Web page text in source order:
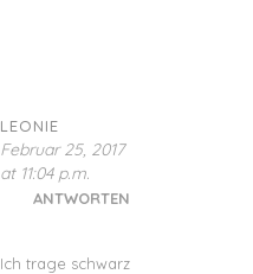
LEONIE
Februar 25, 2017
at 11:04 p.m.
ANTWORTEN
Ich trage schwarz